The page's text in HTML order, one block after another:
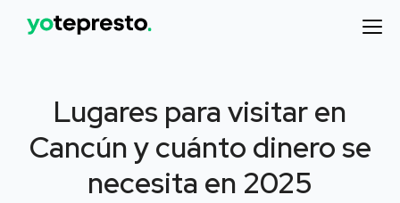
Lugares para visitar en
Cancún y cuánto dinero se
necesita en 2025